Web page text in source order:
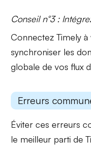
Conseil n°3 :
Connectez Timely
synchroniser les
globale de vos flux
Erreurs
Éviter ces erreurs
le meilleur parti de